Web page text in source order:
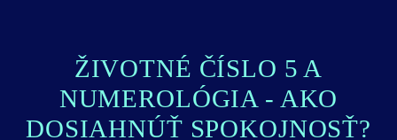
ŽIVOTNÉ ČÍSLO 5 A
NUMEROLÓGIA - AKO
DOSIAHNÚŤ SPOKOJNOSŤ?